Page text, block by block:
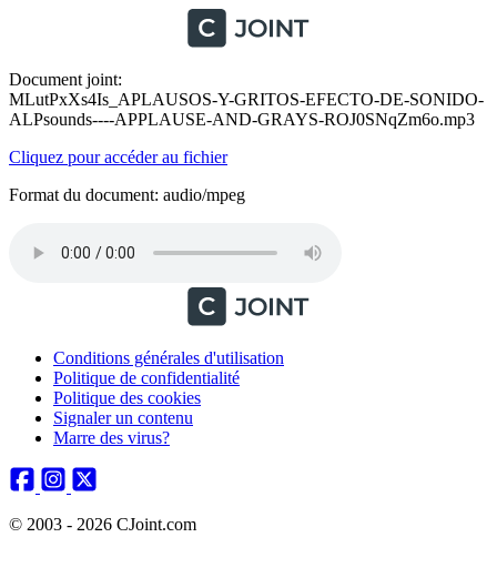
Document joint:
MLutPxXs4Is_APLAUSOS-Y-GRITOS-EFECTO-DE-SONIDO-
ALPsounds----APPLAUSE-AND-GRAYS-ROJ0SNqZm6o.mp3
Cliquez pour accéder au fichier
Format du document: audio/mpeg
Conditions générales d'utilisation
Politique de confidentialité
Politique des cookies
Signaler un contenu
Marre des virus?
© 2003 - 2026 CJoint.com